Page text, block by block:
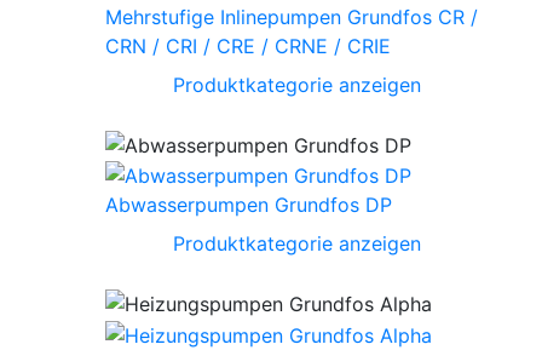
Mehrstufige Inlinepumpen Grundfos CR /
CRN / CRI / CRE / CRNE / CRIE
Produktkategorie anzeigen
Abwasserpumpen Grundfos DP
Produktkategorie anzeigen